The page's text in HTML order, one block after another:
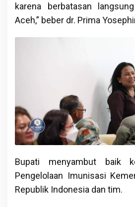
karena berbatasan
Aceh,” beber dr. Prima
Bupati menyambut baik
Pengelolaan Imunisasi
Republik Indonesia dan tim.